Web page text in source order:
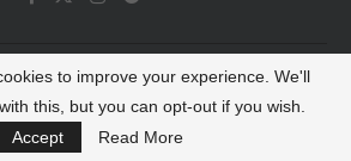
Dash All Rights Reserved
BACK TO TOP
to improve your experience. We'll
this, but you can opt-out if you wish.
Accept
Read More